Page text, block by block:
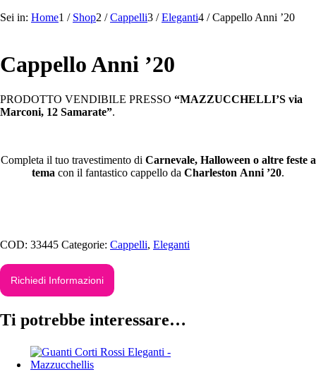
Sei in: Home1 / Shop2 / Cappelli3 / Eleganti4 / Cappello Anni ’20
Cappello Anni ’20
PRODOTTO VENDIBILE PRESSO “MAZZUCCHELLI’S via
Marconi, 12 Samarate”.
Completa il tuo travestimento di Carnevale, Halloween o altre feste a
tema con il fantastico cappello da Charleston Anni ’20.
COD: 33445 Categorie: Cappelli, Eleganti
Richiedi Informazioni
Ti potrebbe interessare…